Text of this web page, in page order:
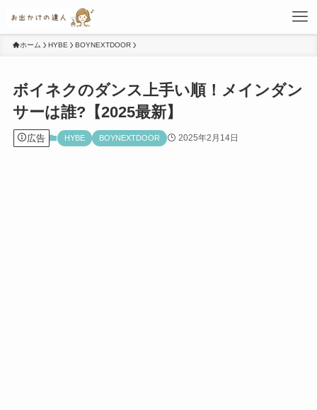
ホーム HYBE BOYNEXTDOOR
ボイネクのダンス上手い順！メインダン
サーは誰?【2025最新】
広告 HYBE BOYNEXTDOOR 2025年2月14日